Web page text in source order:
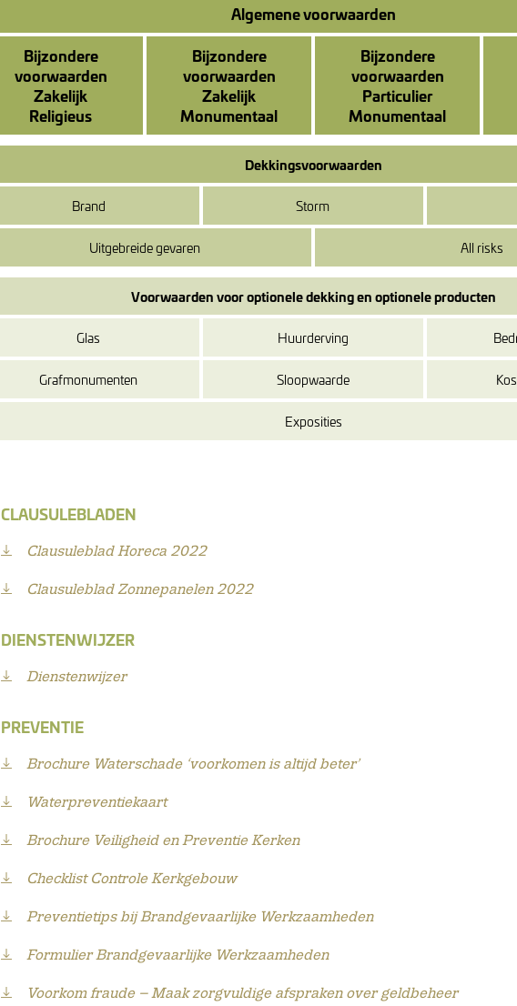
Algemene voorwaarden
Bijzondere
voorwaarden
Zakelijk
Religieus
Bijzondere
voorwaarden
Zakelijk
Monumentaal
Bijzondere
voorwaarden
Particulier
Monumentaal
Dekkingsvoorwaarden
Brand Storm
Uitgebreide gevaren All risks
Voorwaarden voor optionele dekking en optionele producten
Glas Huurderving
Grafmonumenten Sloopwaarde
Exposities
CLAUSULEBLADEN
Clausuleblad Horeca 2022
Clausuleblad Zonnepanelen 2022
DIENSTENWIJZER
Dienstenwijzer
PREVENTIE
Brochure Waterschade ‘voorkomen is altijd beter’
Waterpreventiekaart
Brochure Veiligheid en Preventie Kerken
Checklist Controle Kerkgebouw
Preventietips bij Brandgevaarlijke Werkzaamheden
Formulier Brandgevaarlijke Werkzaamheden
Voorkom fraude – Maak zorgvuldige afspraken over geldbeheer